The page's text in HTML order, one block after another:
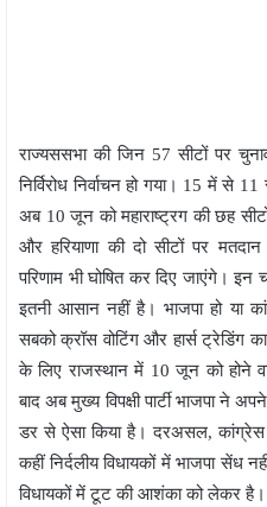
राज्यससभा की जिन 57 सीटों पर
निर्विरोध निर्वाचन हो गया। 15 में से
अब 10 जून को महाराष्ट्रग की छह
और हरियाणा की दो सीटों पर
परिणाम भी घोषित कर दिए जाएंगे।
इतनी आसान नहीं है। भाजपा हो या
सबको क्रॉस वोटिंग और हार्स ट्रेडिंग
के लिए राजस्थान में 10 जून को होने
बाद अब मुख्य विपक्षी पार्टी भाजपा ने
डर से ऐसा किया है। दरअसल, कांग्रेस
कहीं निर्दलीय विधायकों में भाजपा सेंध
विधायकों में टूट की आशंका को लेकर है।